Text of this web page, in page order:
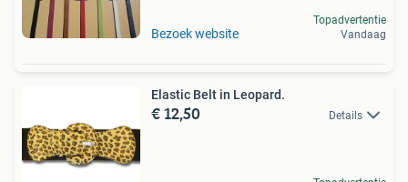
Bezoek website
Topadvertentie
Vandaag
Elastic Belt in Leopard.
€ 12,50 Details